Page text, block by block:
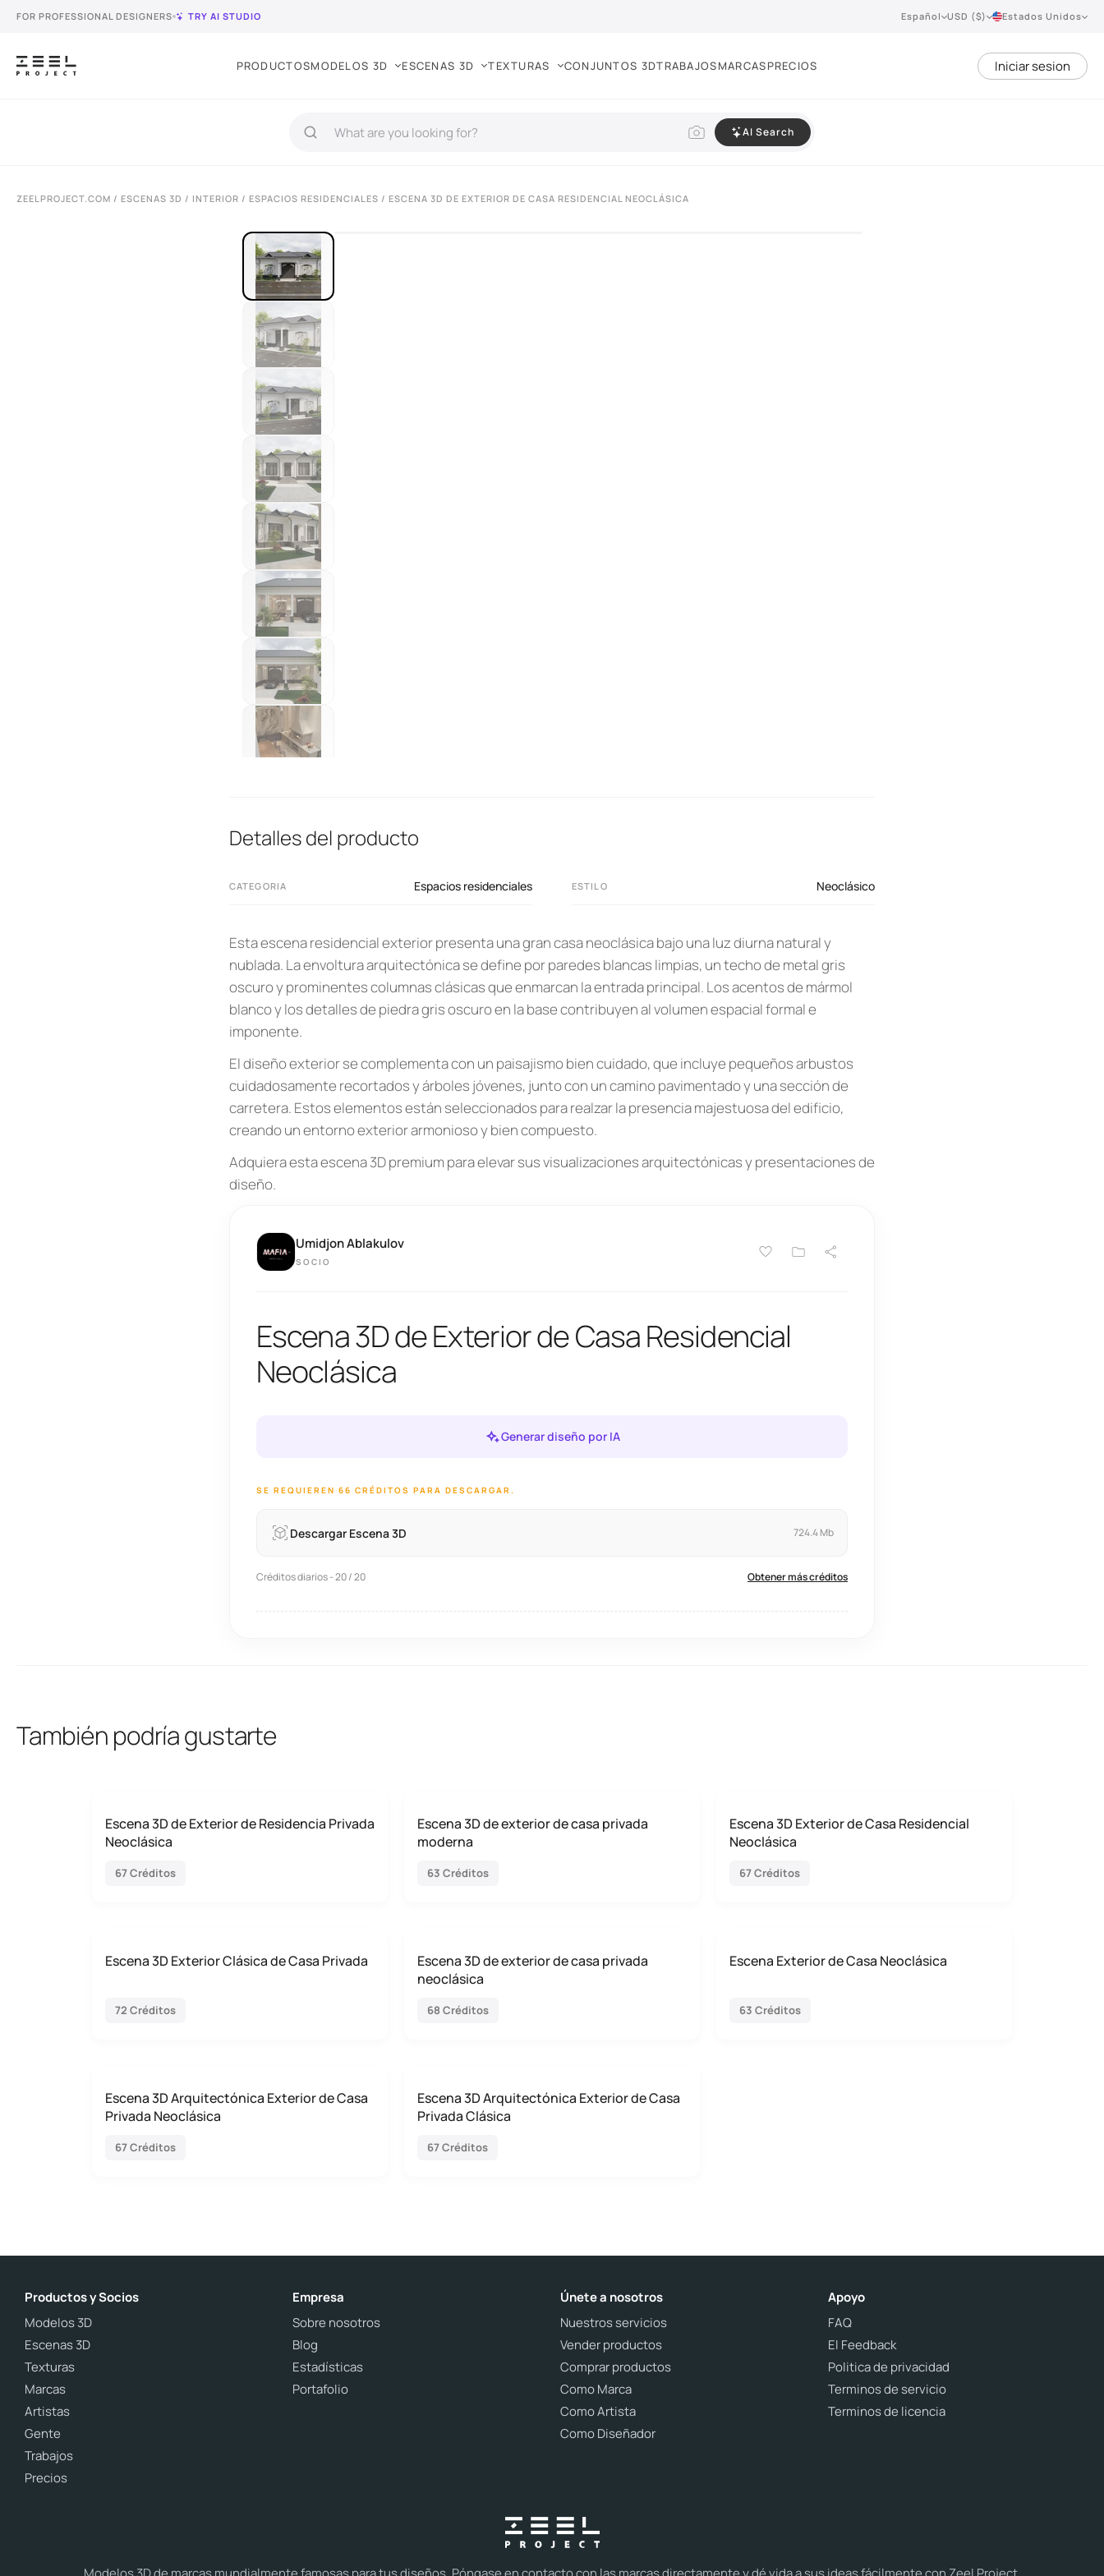
FOR PROFESSIONAL DESIGNERS TRY AI STUDIO Español USD ($) Estados Unidos
PRODUCTOSMODELOS 3D ESCENAS 3D TEXTURAS CONJUNTOS 3DTRABAJOSMARCASPRECIOS Iniciar sesion
AI Search
ZEELPROJECT.COM / ESCENAS 3D / INTERIOR / ESPACIOS RESIDENCIALES / ESCENA 3D DE EXTERIOR DE CASA RESIDENCIAL NEOCLÁSICA
Detalles del producto
CATEGORIA Espacios residenciales ESTILO Neoclásico
Esta escena residencial exterior presenta una gran casa neoclásica bajo una luz diurna natural y
nublada. La envoltura arquitectónica se define por paredes blancas limpias, un techo de metal gris
oscuro y prominentes columnas clásicas que enmarcan la entrada principal. Los acentos de mármol
blanco y los detalles de piedra gris oscuro en la base contribuyen al volumen espacial formal e
imponente.
El diseño exterior se complementa con un paisajismo bien cuidado, que incluye pequeños arbustos
cuidadosamente recortados y árboles jóvenes, junto con un camino pavimentado y una sección de
carretera. Estos elementos están seleccionados para realzar la presencia majestuosa del edificio,
creando un entorno exterior armonioso y bien compuesto.
Adquiera esta escena 3D premium para elevar sus visualizaciones arquitectónicas y presentaciones de
diseño.
Umidjon Ablakulov
SOCIO
Escena 3D de Exterior de Casa Residencial
Neoclásica
Generar diseño por IA
SE REQUIEREN 66 CRÉDITOS PARA DESCARGAR.
Descargar Escena 3D 724.4 Mb
Créditos diarios - 20 / 20 Obtener más créditos
También podría gustarte
Escena 3D de Exterior de Residencia Privada
Neoclásica
67 Créditos
Escena 3D de exterior de casa privada
moderna
63 Créditos
Escena 3D Exterior de Casa Residencial
Neoclásica
67 Créditos
Escena 3D Exterior Clásica de Casa Privada
72 Créditos
Escena 3D de exterior de casa privada
neoclásica
68 Créditos
Escena Exterior de Casa Neoclásica
63 Créditos
Escena 3D Arquitectónica Exterior de Casa
Privada Neoclásica
67 Créditos
Escena 3D Arquitectónica Exterior de Casa
Privada Clásica
67 Créditos
Productos y Socios
Modelos 3D
Escenas 3D
Texturas
Marcas
Artistas
Gente
Trabajos
Precios
Empresa
Sobre nosotros
Blog
Estadísticas
Portafolio
Únete a nosotros
Nuestros servicios
Vender productos
Comprar productos
Como Marca
Como Artista
Como Diseñador
Apoyo
FAQ
El Feedback
Politica de privacidad
Terminos de servicio
Terminos de licencia